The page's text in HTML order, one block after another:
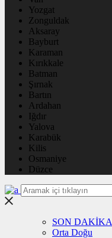
Yozgat
Zonguldak
Aksaray
Bayburt
Karaman
Kırıkkale
Batman
Şırnak
Bartın
Ardahan
Iğdır
Yalova
Karabük
Kilis
Osmaniye
Düzce
SON DAKİKA
Orta Doğu